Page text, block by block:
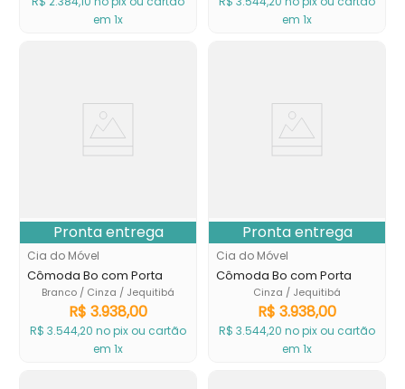
em 1x
em 1x
Pronta entrega
Cia do Móvel
Cômoda Bo com Porta
Branco / Cinza / Jequitibá
R$ 3.938,00
R$ 3.544,20 no pix ou cartão
em 1x
Pronta entrega
Cia do Móvel
Cômoda Bo com Porta
Cinza / Jequitibá
R$ 3.938,00
R$ 3.544,20 no pix ou cartão
em 1x